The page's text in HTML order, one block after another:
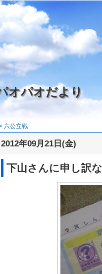
オパオだより
六公立戦
2012年09月21日(金)
下山さんに申し訳